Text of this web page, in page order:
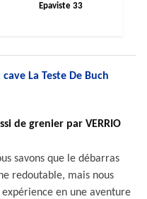
Epaviste 33
La Teste De Buch
de grenier par VERRIO
savons que le débarras
redoutable, mais nous
en une aventure